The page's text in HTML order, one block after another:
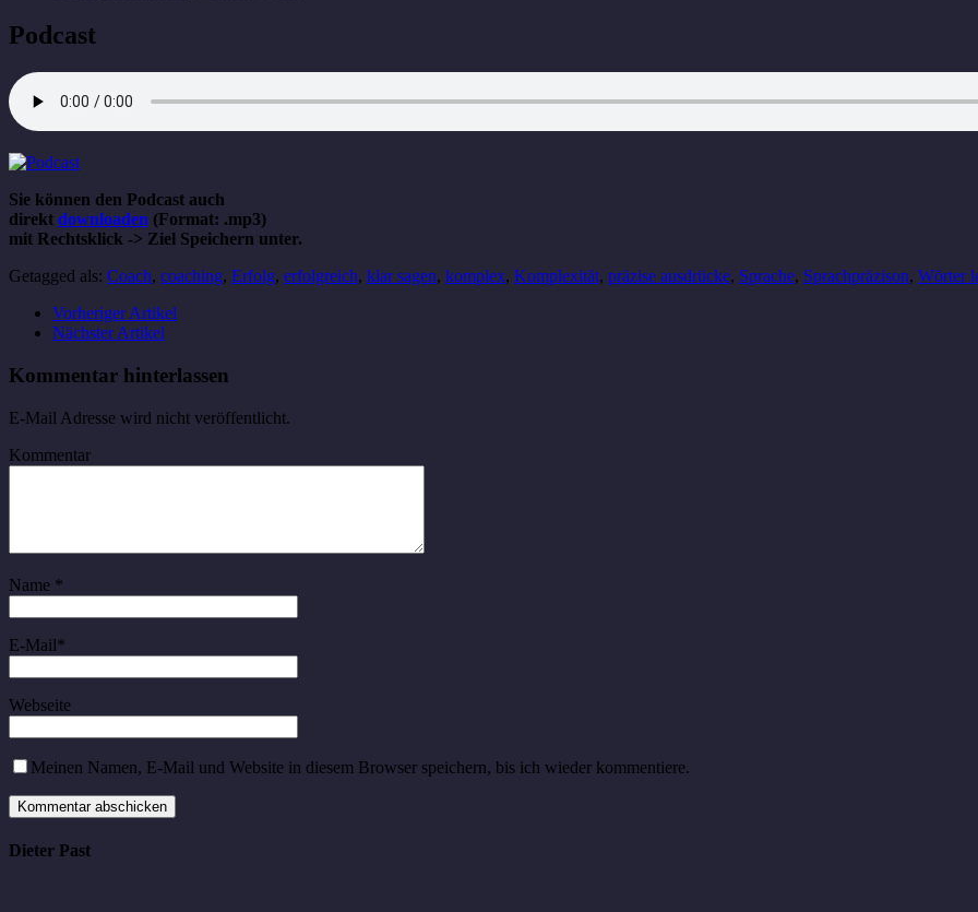
Podcast
Sie können den Podcast auch
direkt downloaden (Format: .mp3)
mit Rechtsklick -> Ziel Speichern unter.
Getagged als: Coach, coaching, Erfolg, erfolgreich, klar sagen, komplex, Komplexität, präzise ausdrücke, Sprache, Sprachpräzison, Wörter
Vorheriger Artikel
Nächster Artikel
Kommentar hinterlassen
E-Mail Adresse wird nicht veröffentlicht.
Kommentar
Name *
E-Mail*
Webseite
Meinen Namen, E-Mail und Website in diesem Browser speichern, bis ich wieder kommentiere.
Dieter Past